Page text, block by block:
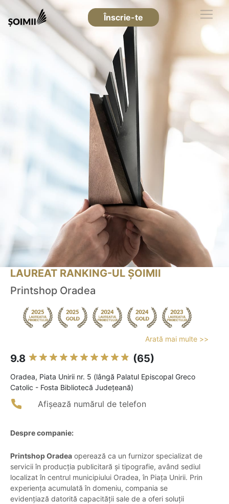
Înscrie-te
LAUREAT RANKING-UL ȘOIMII
Printshop Oradea
Arată mai multe >>
9.8 (65)
Oradea, Piata Unirii nr. 5 (lângă Palatul Episcopal Greco
Catolic - Fosta Bibliotecă Județeană)
Afișează numărul de telefon
Despre companie:
Printshop Oradea operează ca un furnizor specializat de
servicii în producția publicitară și tipografie, având sediul
localizat în centrul municipiului Oradea, în Piața Unirii. Prin
experiența acumulată în domeniu, compania se
evidențiază datorită capacității sale de a oferi soluții